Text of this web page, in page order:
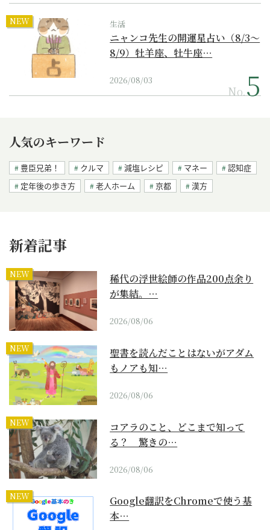
NEW 生活
ニャンコ先生の開運星占い（8/3～
8/9）牡羊座、牡牛座…
2026/08/03
No.
人気のキーワード
豊臣兄弟！ クルマ 減塩レシピ マネー
認知症
定年後の歩き方
老人ホーム 京都 漢方
新着記事
NEW
稀代の浮世絵師の作品200点余り
が集結。…
2026/08/06
NEW
聖書を読んだことはないがアダム
もノアも知…
2026/08/06
NEW
コアラのこと、どこまで知って
る？ 驚きの…
2026/08/06
NEW
Google翻訳をChromeで使う基
本…